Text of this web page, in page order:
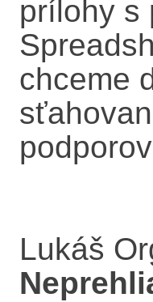
prílohy s
chceme
Lukáš